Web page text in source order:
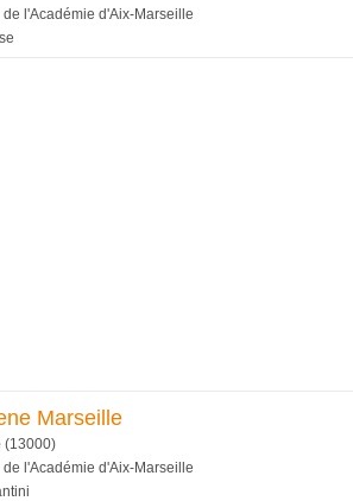
l'Académie d'Aix-Marseille
Marseille
(13000)
l'Académie d'Aix-Marseille